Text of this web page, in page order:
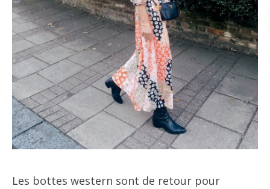
Les bottes western sont de retour pour